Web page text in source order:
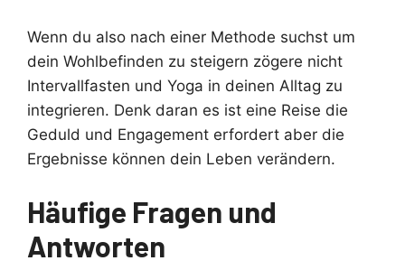
Wenn du also nach einer Methode suchst um
dein Wohlbefinden zu steigern zögere nicht
Intervallfasten und Yoga in deinen Alltag zu
integrieren. Denk daran es ist eine Reise die
Geduld und Engagement erfordert aber die
Ergebnisse können dein Leben verändern.
Häufige Fragen und
Antworten